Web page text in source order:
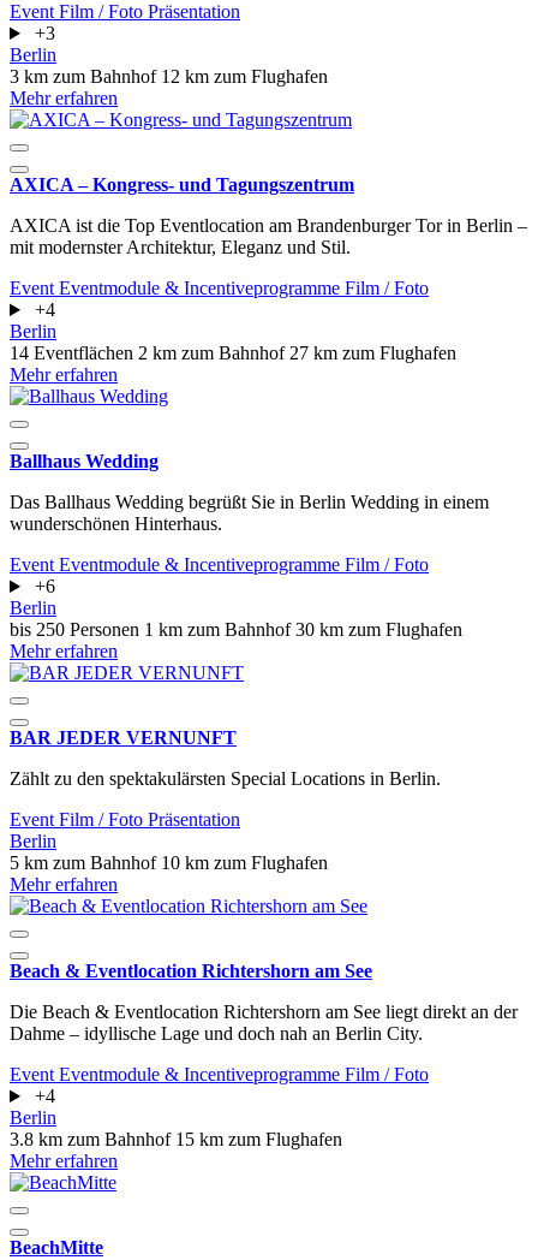
Event Film / Foto Präsentation
+3
Berlin
3 km zum Bahnhof 12 km zum Flughafen
Mehr erfahren
AXICA – Kongress- und Tagungszentrum
AXICA ist die Top Eventlocation am Brandenburger Tor in Berlin –
mit modernster Architektur, Eleganz und Stil.
Event Eventmodule & Incentiveprogramme Film / Foto
+4
Berlin
14 Eventflächen 2 km zum Bahnhof 27 km zum Flughafen
Mehr erfahren
Ballhaus Wedding
Das Ballhaus Wedding begrüßt Sie in Berlin Wedding in einem
wunderschönen Hinterhaus.
Event Eventmodule & Incentiveprogramme Film / Foto
+6
Berlin
bis 250 Personen 1 km zum Bahnhof30 km zum Flughafen
Mehr erfahren
BAR JEDER VERNUNFT
Zählt zu den spektakulärsten Special Locations in Berlin.
Event Film / Foto Präsentation
Berlin
5 km zum Bahnhof 10 km zum Flughafen
Mehr erfahren
Beach & Eventlocation Richtershorn am See
Die Beach & Eventlocation Richtershorn am See liegt direkt an der
Dahme – idyllische Lage und doch nah an Berlin City.
Event Eventmodule & Incentiveprogramme Film / Foto
+4
Berlin
3.8 km zum Bahnhof 15 km zum Flughafen
Mehr erfahren
BeachMitte